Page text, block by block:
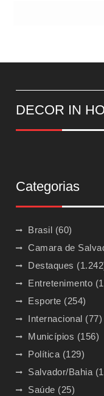
DECOR IN
Categorias
Brasil (60)
Camara de
Destaques
Entretenimento
Esporte (254)
Internacional (77)
Municípios (156)
Política (129)
Salvador/Bahia
Saúde (25)